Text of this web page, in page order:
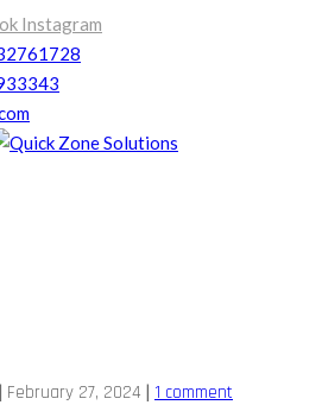
Instagram
| February 27, 2024 | 1 comment